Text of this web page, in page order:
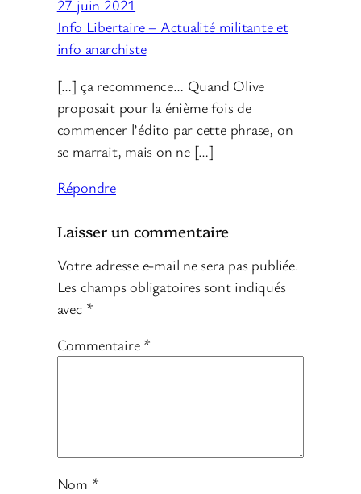
27 juin 2021
Info Libertaire – Actualité militante et
info anarchiste
[…] ça recommence… Quand Olive
proposait pour la énième fois de
commencer l’édito par cette phrase, on
se marrait, mais on ne […]
Répondre
Laisser un commentaire
Votre adresse e-mail ne sera pas publiée.
Les champs obligatoires sont indiqués
avec *
Commentaire *
Nom *